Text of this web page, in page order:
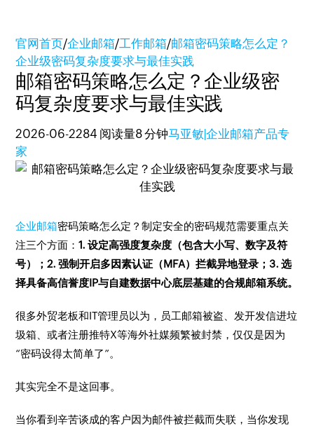
官网首页/企业邮箱/工作邮箱/邮箱密码策略怎么定？
企业级密码复杂度要求与最佳实践
邮箱密码策略怎么定？企业级密
码复杂度要求与最佳实践
2026-06-2284 阅读量8 分钟马亚敏|企业邮箱产品专
家
企业邮箱密码策略怎么定？制定安全的密码规范需要重点关
注三个方面：1. 设定高强度复杂度（包含大小写、数字及符
号）；2. 强制开启多因素认证（MFA）拦截异地登录；3. 选
择具备高信誉度IP与自建数据中心底层基建的合规邮箱系统。
很多外贸老板和IT管理员以为，员工邮箱被盗、发开发信进垃
圾箱、或者注册推特X等海外社媒频繁被封禁，仅仅是因为
“密码设得太简单了”。
其实完全不是这回事。
当你看到辛苦谈成的客户因为邮件被拦截而失联，当你发现